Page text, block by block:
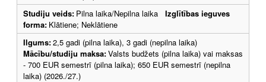
Studiju veids: Pilna laika/Nepilna laika Izglītības ieguves
forma: Klātiene; Neklātiene
Ilgums:2,5 gadi (pilna laika), 3 gadi (nepilna laika)
Mācību/studiju maksa:Valsts budžets (pilna laika) vai maksas
- 700 EUR semestrī (pilna laika); 650 EUR semestrī (nepilna
laika) (2026./27.)